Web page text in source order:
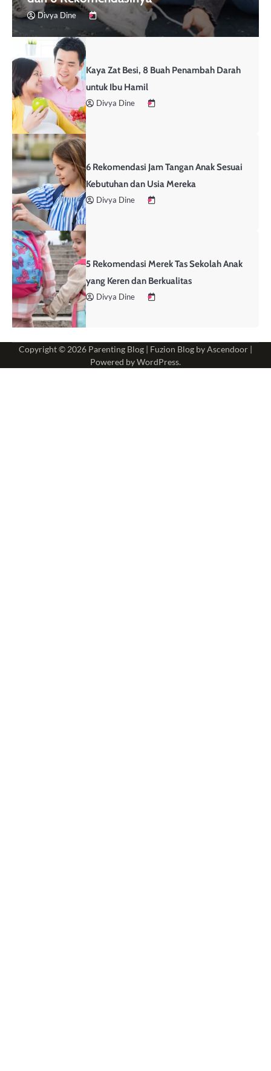
Divya Dine
Kaya Zat Besi, 8 Buah Penambah Darah
untuk Ibu Hamil
Divya Dine
6 Rekomendasi Jam Tangan Anak Sesuai
Kebutuhan dan Usia Mereka
Divya Dine
5 Rekomendasi Merek Tas Sekolah Anak
yang Keren dan Berkualitas
Divya Dine
Copyright © 2026 Parenting Blog | Fuzion Blog byAscendoor |
Powered byWordPress.